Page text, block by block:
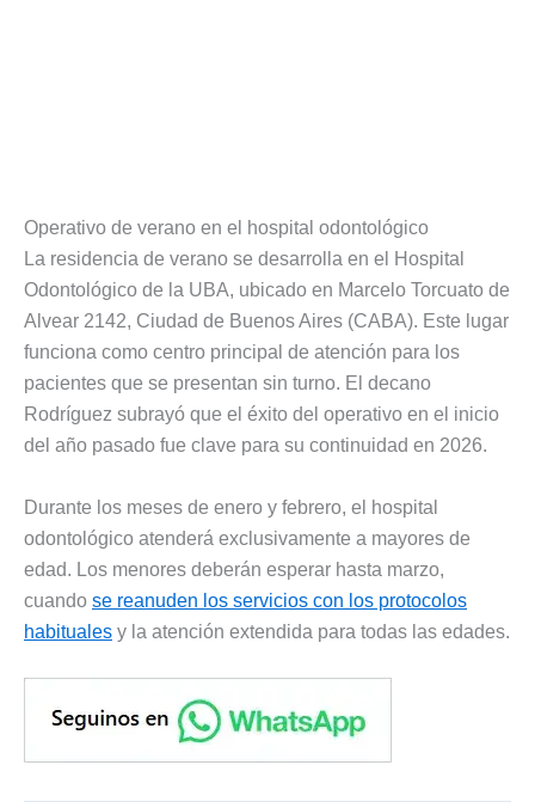
Operativo de verano en el hospital odontológico
La residencia de verano se desarrolla en el Hospital
Odontológico de la UBA, ubicado en Marcelo Torcuato de
Alvear 2142, Ciudad de Buenos Aires (CABA). Este lugar
funciona como centro principal de atención para los
pacientes que se presentan sin turno. El decano
Rodríguez subrayó que el éxito del operativo en el inicio
del año pasado fue clave para su continuidad en 2026.
Durante los meses de enero y febrero, el hospital
odontológico atenderá exclusivamente a mayores de
edad. Los menores deberán esperar hasta marzo,
cuando se reanuden los servicios con los protocolos
habituales y la atención extendida para todas las edades.